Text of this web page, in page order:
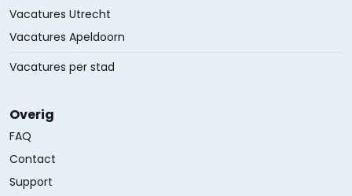
Vacatures Utrecht
Vacatures Apeldoorn
Vacatures per stad
Overig
FAQ
Contact
Support